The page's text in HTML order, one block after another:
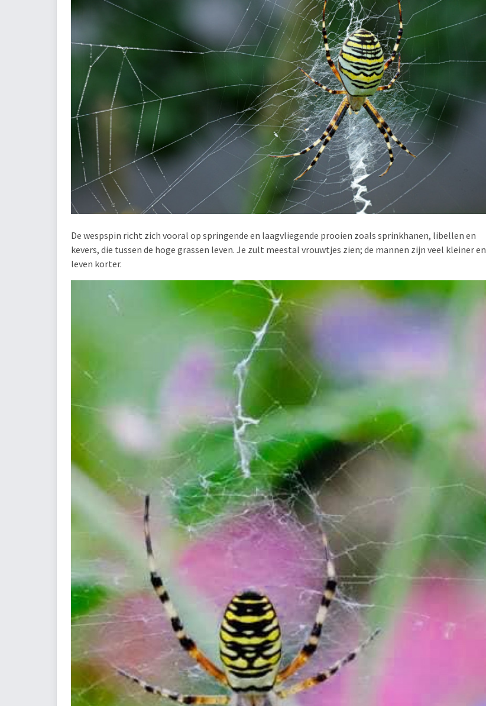
De wespspin richt zich vooral op springende en laagvliegende prooien zoals sprinkhanen, libellen en
kevers, die tussen de hoge grassen leven. Je zult meestal vrouwtjes zien; de mannen zijn veel kleiner en
leven korter.